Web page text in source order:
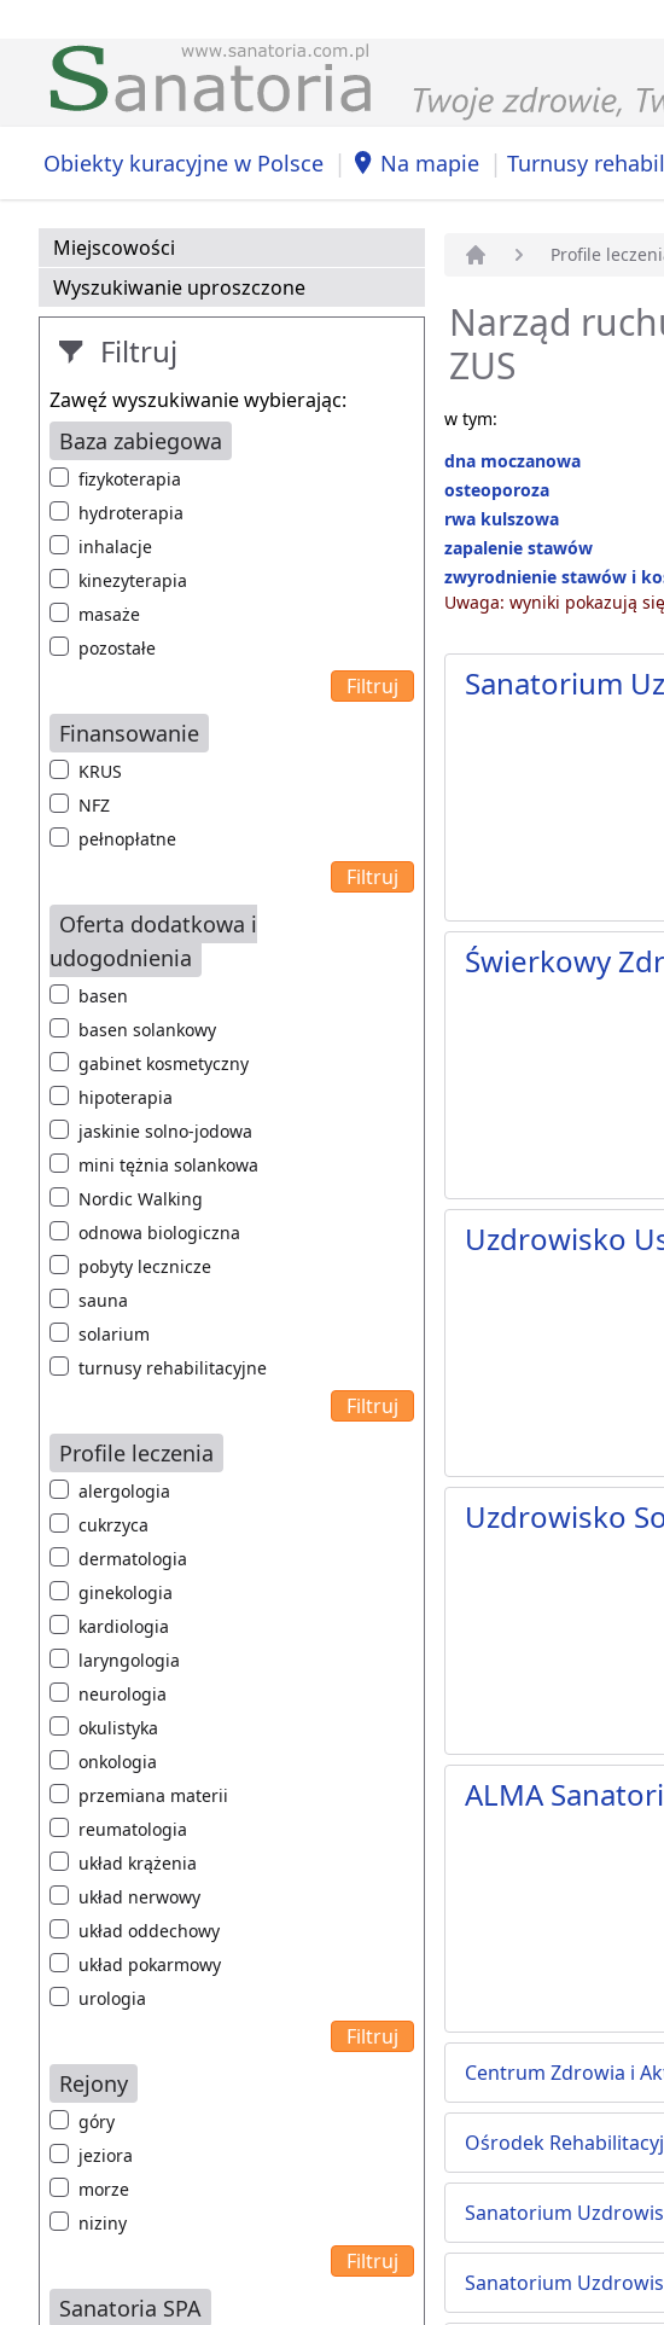
Obiekty kuracyjne w Polsce | Na mapie | Turnusy
Miejscowości
Wyszukiwanie uproszczone
Filtruj
Zawęź wyszukiwanie wybierając:
Baza zabiegowa
fizykoterapia
hydroterapia
inhalacje
kinezyterapia
masaże
pozostałe
Finansowanie
KRUS
NFZ
pełnopłatne
Oferta dodatkowa i
udogodnienia
basen
basen solankowy
gabinet kosmetyczny
hipoterapia
jaskinie solno-jodowa
mini tężnia solankowa
Nordic Walking
odnowa biologiczna
pobyty lecznicze
sauna
solarium
turnusy rehabilitacyjne
Profile leczenia
alergologia
cukrzyca
dermatologia
ginekologia
kardiologia
laryngologia
neurologia
okulistyka
onkologia
przemiana materii
reumatologia
układ krążenia
układ nerwowy
układ oddechowy
układ pokarmowy
urologia
Rejony
góry
jeziora
morze
niziny
Sanatoria SPA
Profile
Narząd
ZUS
w tym:
dna moczanowa
osteoporoza
rwa kulszowa
zapalenie stawów
zwyrodnienie stawów i
Uwaga: wyniki pokazują
Sanatorium
Świerkowy
Uzdrowisko
Uzdrowisko
ALMA
Centrum Zdrowia i
Ośrodek
Sanatorium
Sanatorium